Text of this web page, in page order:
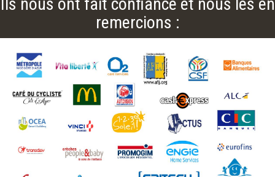
remercions :